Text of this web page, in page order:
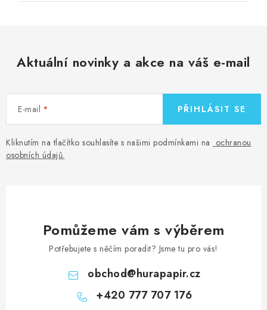
Aktuální novinky a akce na váš e-mail
E-mail
Kliknutím na tlačítko souhlasíte s našimi podmínkami na ochranou
osobních údajů.
PŘIHLÁSIT SE
Pomůžeme vám s výběrem
Potřebujete s něčím poradit? Jsme tu pro vás!
obchod@hurapapir.cz
+420 777 707 176